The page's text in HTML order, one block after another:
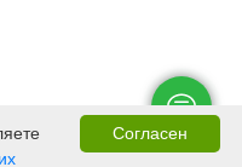
Согласен